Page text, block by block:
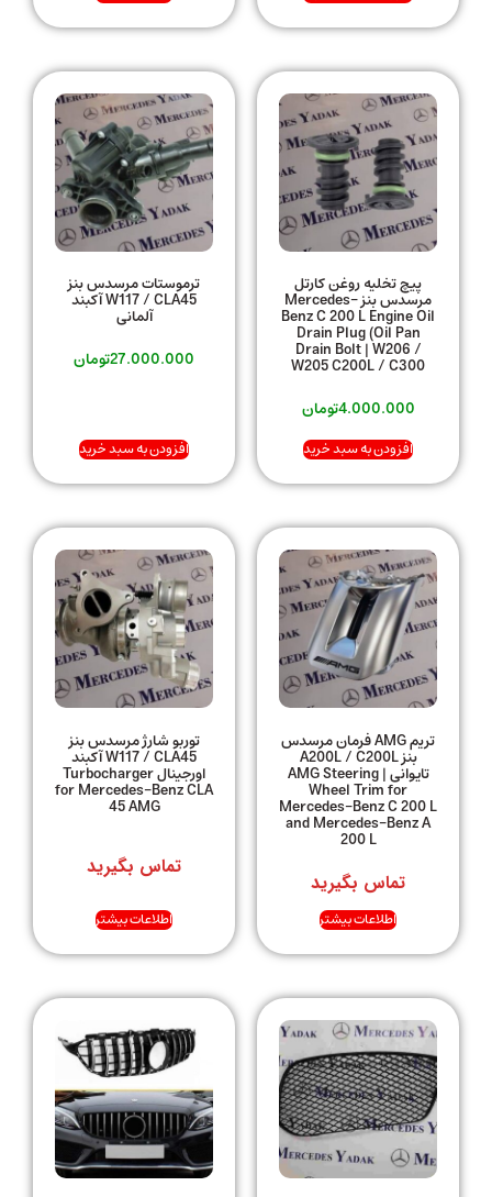
پیچ تخلیه روغن کارتل
مرسدس بنز Mercedes-
Benz C 200 L Engine Oil
Drain Plug (Oil Pan
Drain Bolt | W206 /
W205 C200L / C300
4.000.000تومان
افزودن به سبد خرید
ترموستات مرسدس بنز
W117 / CLA45 آکبند
آلمانی
27.000.000تومان
افزودن به سبد خرید
تریم AMG فرمان مرسدس
بنز A200L / C200L
تایوانی | AMG Steering
Wheel Trim for
Mercedes-Benz C 200 L
and Mercedes-Benz A
200 L
تماس بگیرید
اطلاعات بیشتر
توربو شارژ مرسدس بنز
W117 / CLA45 آکبند
اورجینال Turbocharger
for Mercedes-Benz CLA
45 AMG
تماس بگیرید
اطلاعات بیشتر